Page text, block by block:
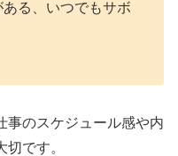
る、いつでもサボ
事のスケジュール感や内
です。